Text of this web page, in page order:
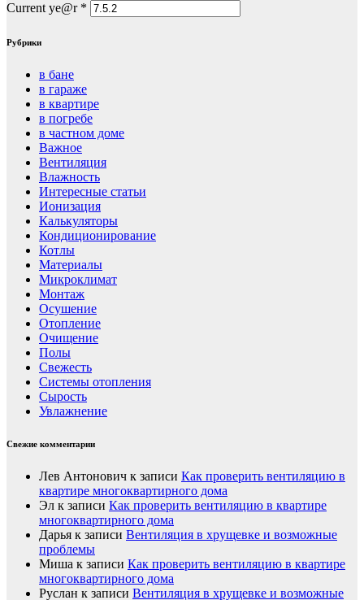
Current ye@r *
Рубрики
в бане
в гараже
в квартире
в погребе
в частном доме
Важное
Вентиляция
Влажность
Интересные статьи
Ионизация
Калькуляторы
Кондиционирование
Котлы
Материалы
Микроклимат
Монтаж
Осушение
Отопление
Очищение
Полы
Свежесть
Системы отопления
Сырость
Увлажнение
Свежие комментарии
Лев Антонович к записи Как проверить вентиляцию в
квартире многоквартирного дома
Эл к записи Как проверить вентиляцию в квартире
многоквартирного дома
Дарья к записи Вентиляция в хрущевке и возможные
проблемы
Миша к записи Как проверить вентиляцию в квартире
многоквартирного дома
Руслан к записи Вентиляция в хрущевке и возможные